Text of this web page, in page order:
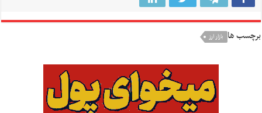
برچسب ها بازار ارز